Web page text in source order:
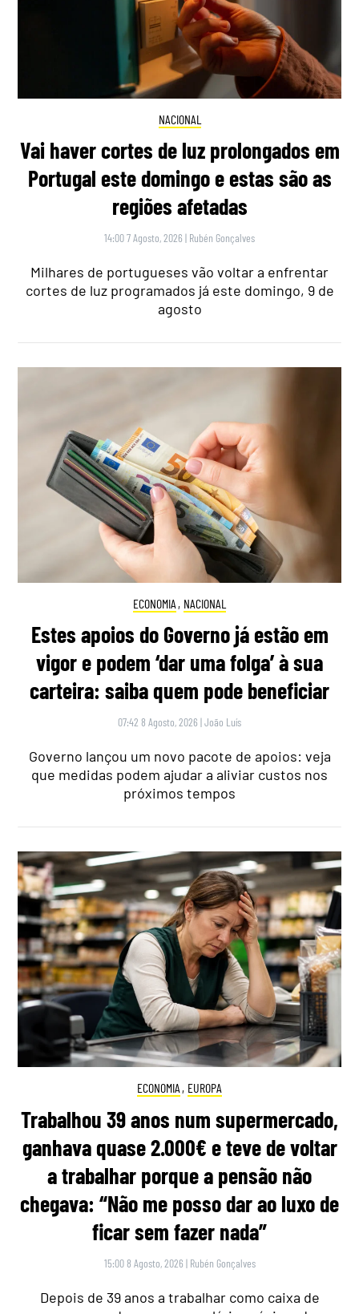
NACIONAL
Vai haver cortes de luz prolongados em
Portugal este domingo e estas são as
regiões afetadas
14:00 7 Agosto, 2026 | Rubén Gonçalves
Milhares de portugueses vão voltar a enfrentar
cortes de luz programados já este domingo, 9 de
agosto
ECONOMIA , NACIONAL
Estes apoios do Governo já estão em
vigor e podem ‘dar uma folga’ à sua
carteira: saiba quem pode beneficiar
07:42 8 Agosto, 2026 |João Luís
Governo lançou um novo pacote de apoios: veja
que medidas podem ajudar a aliviar custos nos
próximos tempos
ECONOMIA , EUROPA
Trabalhou 39 anos num supermercado,
ganhava quase 2.000€ e teve de voltar
a trabalhar porque a pensão não
chegava: “Não me posso dar ao luxo de
ficar sem fazer nada”
15:00 8 Agosto, 2026 | Rubén Gonçalves
Depois de 39 anos a trabalhar como caixa de